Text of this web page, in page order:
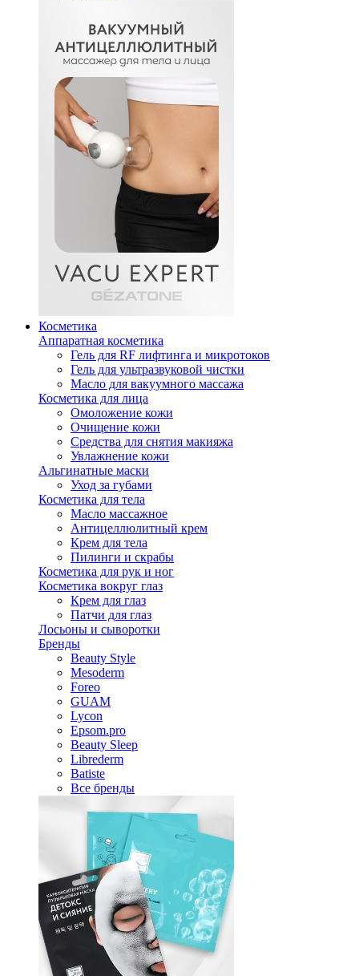
Косметика
Аппаратная косметика
Гель для RF лифтинга и микротоков
Гель для ультразвуковой чистки
Масло для вакуумного массажа
Косметика для лица
Омоложение кожи
Очищение кожи
Средства для снятия макияжа
Увлажнение кожи
Альгинатные маски
Уход за губами
Косметика для тела
Масло массажное
Антицеллюлитный крем
Крем для тела
Пилинги и скрабы
Косметика для рук и ног
Косметика вокруг глаз
Крем для глаз
Патчи для глаз
Лосьоны и сыворотки
Бренды
Beauty Style
Mesoderm
Foreo
GUAM
Lycon
Epsom.pro
Beauty Sleep
Librederm
Batiste
Все бренды